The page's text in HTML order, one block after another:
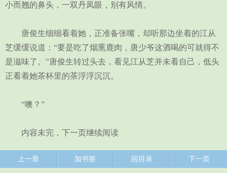
小而翘的鼻头，一双丹凤眼，别有风情。
唐俊生细细看着她，正准备张嘴，却听那边坐着的江从
芝缓缓说道：“要是吃了烟熏鹿肉，唐少爷这酒喝的可就得不
是滋味了。”唐俊生转过头去，看见江从芝并未看自己，低头
正看着她茶杯里的茶浮浮沉沉。
“噢？”
内容未完，下一页继续阅读
上一章 加书签 回目录 下一页